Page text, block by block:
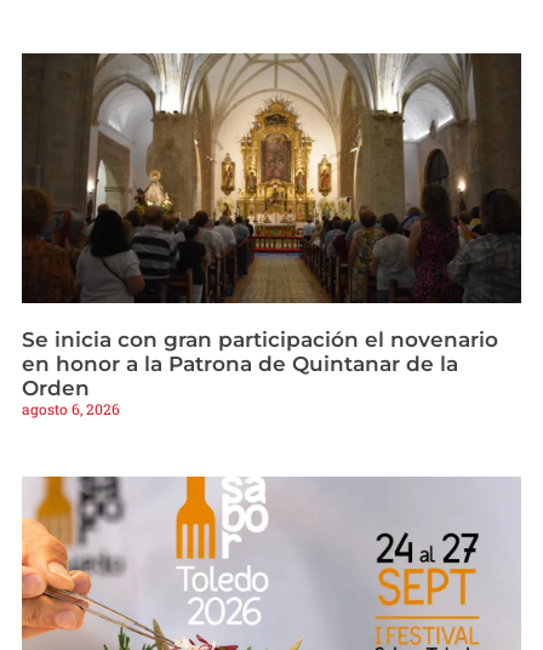
Se inicia con gran participación el novenario
en honor a la Patrona de Quintanar de la
Orden
agosto 6, 2026